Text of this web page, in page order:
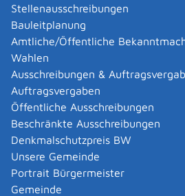
Stellenausschreibungen
Bauleitplanung
Amtliche/Öffentliche
Wahlen
Ausschreibungen &
Auftragsvergaben
Öffentliche Ausschreibungen
Beschränkte Ausschreibungen
Denkmalschutzpreis BW
Unsere Gemeinde
Portrait Bürgermeister
Gemeinde
Abbrennen von
Erlaubnis- oder
Abschriften, Ablichtungen,
Negative amtlich beglaubigen
Abwasser entsorgen
Adoption - Akteneinsicht
Adoption eines ausländischen
Beurkundung im
Adoption eines deutschen
von Amts wegen
Adressänderung auf der eID-